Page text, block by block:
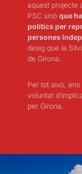
aquest projecte
PSC sinó que
polítics per
persones
desig que la
de Girona.
Per tot això,
voluntat
per Girona.